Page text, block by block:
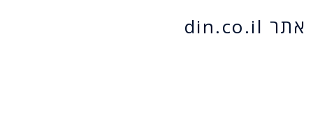
אתר din.co.il